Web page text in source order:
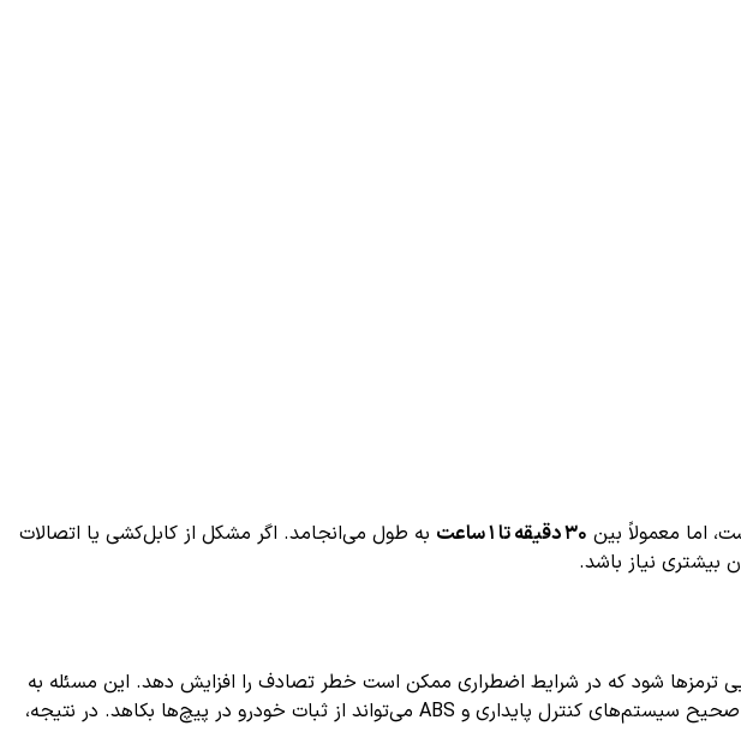
اما معمولاً بین ۳۰ دقیقه تا ۱ ساعت
به طول می‌انجامد. اگر مشکل از کابل‌کشی یا اتصالات
بیشتری نیاز باشد.
ترمزها شود که در شرایط اضطراری ممکن است خطر تصادف را افزایش دهد. این مسئله به
خصوص در جاده‌های لغزنده یا هنگام توقف‌های ناگهانی اهمیت بیشتری پیدا می‌کند. علاوه بر این، عدم عملکرد صحیح سیستم‌های کنترل پایداری و ABS می‌تواند از ثبات خودرو در پیچ‌ها بکاهد. در نتیجه،